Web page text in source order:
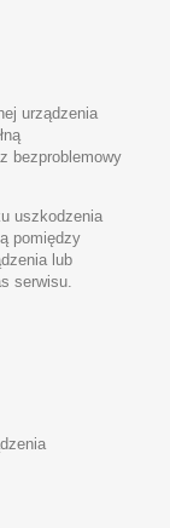
urządzenia
bezproblemowy
uszkodzenia
pomiędzy
lub
serwisu.